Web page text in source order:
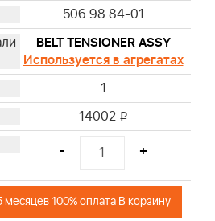
506 98 84-01
BELT TENSIONER ASSY
Используется в агрегатах
1
14002 i
- +
месяцев 100% оплата В корзину